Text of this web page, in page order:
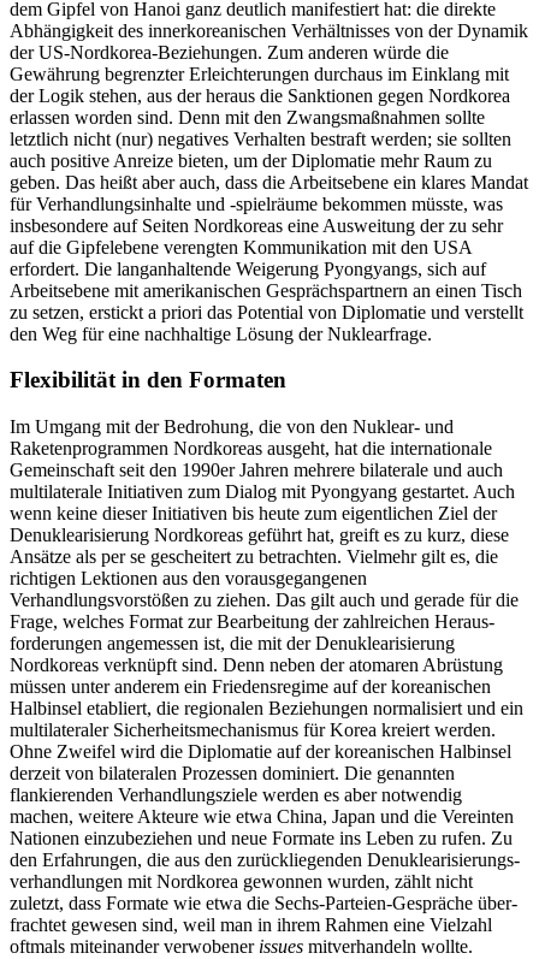
dem Gipfel von Hanoi ganz deutlich manifestiert hat: die direkte
Abhängigkeit des innerkoreanischen Verhältnisses von der Dynamik
der US-Nordkorea-Beziehungen. Zum anderen würde die
Gewährung begrenzter Erleichterungen durchaus im Einklang mit
der Logik stehen, aus der heraus die Sanktionen gegen Nordkorea
erlassen worden sind. Denn mit den Zwangsmaßnahmen sollte
letztlich nicht (nur) negatives Verhalten bestraft werden; sie sollten
auch positive Anreize bieten, um der Diplomatie mehr Raum zu
geben. Das heißt aber auch, dass die Arbeitsebene ein klares Mandat
für Ver­handlungsinhalte und ‑spielräume bekom­men müsste, was
insbesondere auf Seiten Nordkoreas eine Ausweitung der zu sehr
auf die Gipfelebene verengten Kommu­ni­kation mit den USA
erfordert. Die lang­anhaltende Weigerung Pyongyangs, sich auf
Arbeitsebene mit amerikanischen Ge­sprächspartnern an einen Tisch
zu setzen, erstickt a priori das Potential von Diplo­matie und verstellt
den Weg für eine nach­haltige Lösung der Nuklearfrage.
Flexibilität in den Formaten
Im Umgang mit der Bedrohung, die von den Nuklear- und
Raketenprogrammen Nordkoreas ausgeht, hat die internationale
Gemeinschaft seit den 1990er Jahren meh­rere bilaterale und auch
multilaterale Ini­tiativen zum Dialog mit Pyongyang gestar­tet. Auch
wenn keine dieser Initiativen bis heute zum eigentlichen Ziel der
Denukle­arisierung Nordkoreas geführt hat, greift es zu kurz, diese
Ansätze als per se gescheitert zu betrachten. Vielmehr gilt es, die
rich­tigen Lektionen aus den vorausgegangenen
Verhandlungsvorstößen zu ziehen. Das gilt auch und gerade für die
Frage, welches For­mat zur Bearbeitung der zahlreichen Heraus­
forderungen angemessen ist, die mit der Denuklearisierung
Nordkoreas verknüpft sind. Denn neben der atomaren Abrüstung
müssen unter anderem ein Friedensregime auf der koreanischen
Halbinsel etabliert, die regionalen Beziehungen normalisiert und ein
multilateraler Sicherheitsmechanis­mus für Korea kreiert werden.
Ohne Zweifel wird die Diplomatie auf der koreanischen Halbinsel
derzeit von bilateralen Prozessen dominiert. Die genannten
flankierenden Verhandlungsziele werden es aber notwen­dig
machen, weitere Akteure wie etwa China, Japan und die Vereinten
Nationen einzubeziehen und neue Formate ins Leben zu rufen. Zu
den Erfahrungen, die aus den zu­rückliegenden Denuklearisierungs­
verhandlungen mit Nord­korea gewonnen wurden, zählt nicht
zuletzt, dass Formate wie etwa die Sechs-Parteien-Gespräche über­
frachtet gewesen sind, weil man in ihrem Rahmen eine Vielzahl
oftmals miteinander verwobener issues mitverhandeln wollte.